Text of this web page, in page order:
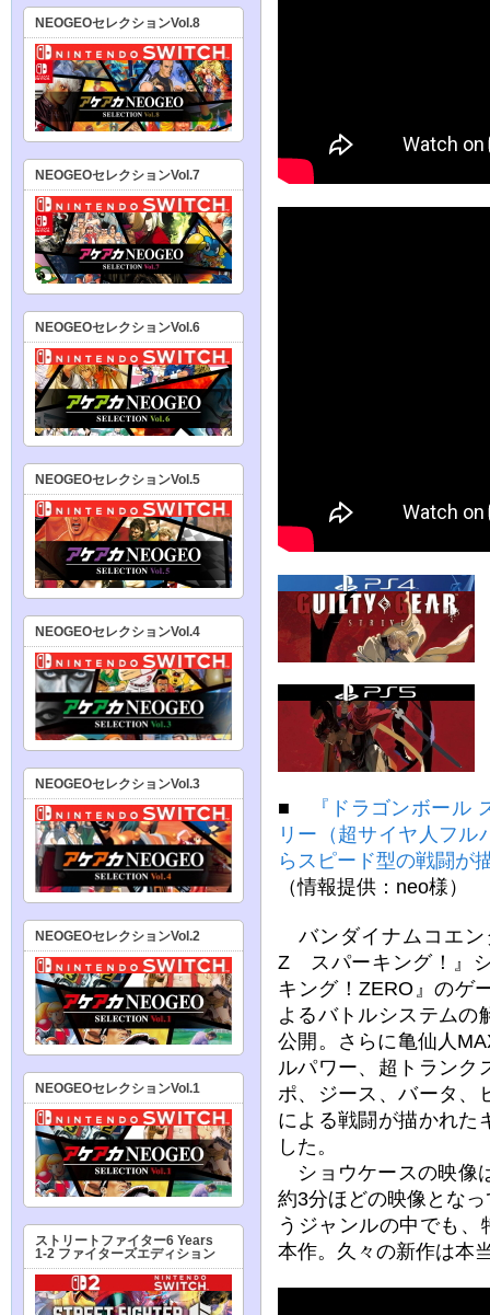
■
『ドラゴンボール
リー（超サイヤ人フル
らスピード型の戦闘が
（情報提供：neo様）
バンダイナムコエン
Z スパーキング！』
キング！ZERO』のゲ
よるバトルシステムの
公開。さらに亀仙人
ルパワー、超トランク
ポ、ジース、バータ、
による戦闘が描かれた
した。
ショウケースの映像
約3分ほどの映像とな
うジャンルの中でも、
本作。久々の新作は本
NEOGEOセレクションVol.8
NEOGEOセレクションVol.7
NEOGEOセレクションVol.6
NEOGEOセレクションVol.5
NEOGEOセレクションVol.4
NEOGEOセレクションVol.3
NEOGEOセレクションVol.2
NEOGEOセレクションVol.1
ストリートファイター6 Years
1-2 ファイターズエディション